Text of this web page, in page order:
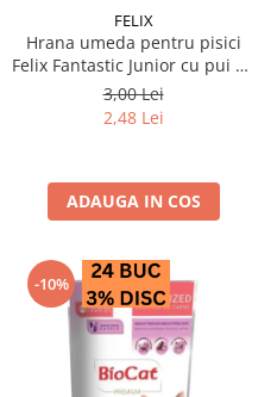
FELIX
Hrana umeda pentru pisici
Felix Fantastic Junior cu pui 85
gr
3,00 Lei
2,48 Lei
ADAUGA IN COS
-10%